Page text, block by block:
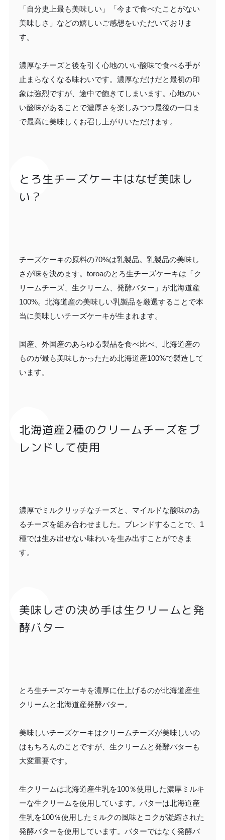
「自分史上最も美味しい」「今まで食べたことがない
美味しさ」などの嬉しいご感想をいただいておりま
す。
濃厚なチーズと後を引く心地のいい酸味で食べる手が
止まらなくなる味わいです。濃厚なだけだと最初の印
象は強烈ですが、途中で飽きてしまいます。心地のい
い酸味があることで濃厚さを楽しみつつ最後の一口ま
で最高に美味しくお召し上がりいただけます。
とろ生チーズケーキはなぜ美味し
い？
チーズケーキの原料の70%は乳製品。乳製品の美味し
さが味を決めます。toroaのとろ生チーズケーキは「ク
リームチーズ、生クリーム、発酵バター」が北海道産
100%。北海道産の美味しい乳製品を厳選することで本
当に美味しいチーズケーキが生まれます。
国産、外国産のあらゆる製品を食べ比べ、北海道産の
ものが最も美味しかったため北海道産100%で製造して
います。
北海道産2種のクリームチーズをブ
レンドして使用
濃厚でミルクリッチなチーズと、マイルドな酸味のあ
るチーズを組み合わせました。ブレンドすることで、1
種では生み出せない味わいを生み出すことができま
す。
美味しさの決め手は生クリームと発
酵バター
とろ生チーズケーキを濃厚に仕上げるのが北海道産生
クリームと北海道産発酵バター。
美味しいチーズケーキはクリームチーズが美味しいの
はもちろんのことですが、生クリームと発酵バターも
大変重要です。
生クリームは北海道産生乳を100％使用した濃厚ミルキ
ーな生クリームを使用しています。バターは北海道産
生乳を100％使用したミルクの風味とコクが凝縮された
発酵バターを使用しています。バターではなく発酵バ